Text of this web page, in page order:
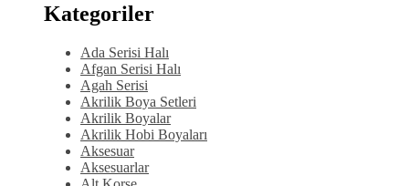
Kategoriler
Ada Serisi Halı
Afgan Serisi Halı
Agah Serisi
Akrilik Boya Setleri
Akrilik Boyalar
Akrilik Hobi Boyaları
Aksesuar
Aksesuarlar